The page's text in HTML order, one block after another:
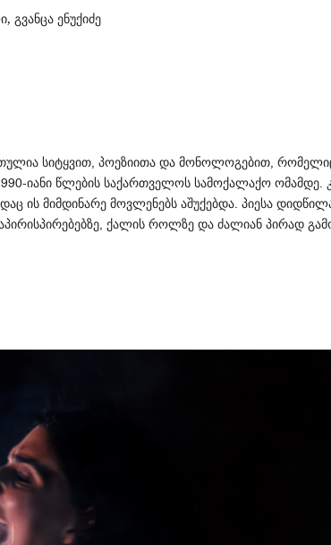
გვანცა ენუქიძე
სიტყვით პოეზიითა და მონოლოგებით
იანი წლების საქართველოს სამოქალაქო ომამდე
ის მიმდინარე მოვლენებს აშუქებდა პიესა
ქალის როლზე და ძალიან პირად